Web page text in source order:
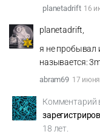
planetadrift 16
planetadrift,
я не пробывал
называется:
abram69 17
Комментарий
18 лет.